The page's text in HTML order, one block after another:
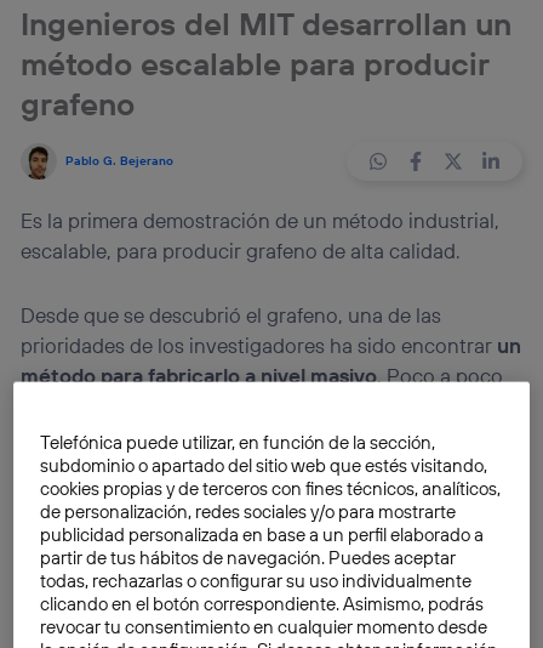
Ingenieros del MIT desarrollan un
método escalable para producir
grafeno
Pablo G. Bejerano
Es la primera demostración de un método industrial,
escalable, para producir grafeno de alta calidad.
Desde que se descubrió el grafeno, una de las
prioridades de los investigadores ha sido encontrar un
método para fabricarlo a nivel masivo. Poco a poco
prometedoras propiedades, pero la producción
siempre ha sido una cuestión complicada.
Ahora, un equipo de ingenieros del MIT ha publicado
un trabajo donde se describe un método de
fabricación escalable. Estos científicos han
demostrado esta forma de producir grafeno y podría
Telefónica puede utilizar, en función de la sección,
subdominio o apartado del sitio web que estés visitando,
cookies propias y de terceros con fines técnicos, analíticos,
de personalización, redes sociales y/o para mostrarte
publicidad personalizada en base a un perfil elaborado a
partir de tus hábitos de navegación. Puedes aceptar
todas, rechazarlas o configurar su uso individualmente
clicando en el botón correspondiente. Asimismo, podrás
revocar tu consentimiento en cualquier momento desde